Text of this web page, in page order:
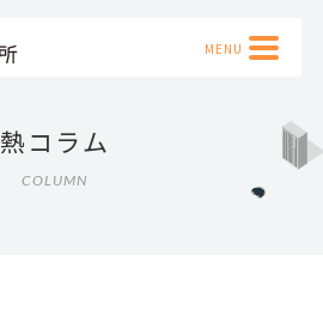
熱コラム
COLUMN